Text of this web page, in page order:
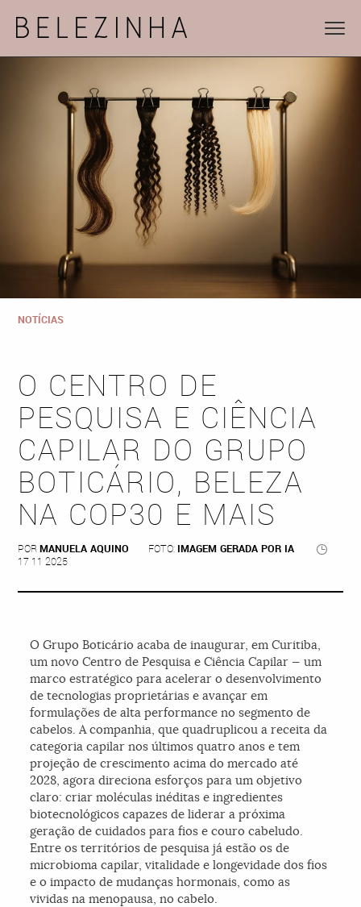
NOTÍCIAS
O CENTRO DE
PESQUISA E CIÊNCIA
CAPILAR DO GRUPO
BOTICÁRIO, BELEZA
NA COP30 E MAIS
PORMANUELA AQUINO FOTO: IMAGEM GERADA POR IA
17 11 2025
O Grupo Boticário acaba de inaugurar, em Curitiba,
um novo Centro de Pesquisa e Ciência Capilar — um
marco estratégico para acelerar o desenvolvimento
de tecnologias proprietárias e avançar em
formulações de alta performance no segmento de
cabelos. A companhia, que quadruplicou a receita da
categoria capilar nos últimos quatro anos e tem
projeção de crescimento acima do mercado até
2028, agora direciona esforços para um objetivo
claro: criar moléculas inéditas e ingredientes
biotecnológicos capazes de liderar a próxima
geração de cuidados para fios e couro cabeludo.
Entre os territórios de pesquisa já estão os de
microbioma capilar, vitalidade e longevidade dos fios
e o impacto de mudanças hormonais, como as
vividas na menopausa, no cabelo.